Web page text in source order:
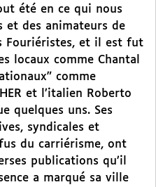
été en ce qui nous
et des animateurs de
Fouriéristes, et il est fut
locaux comme Chantal
comme
et l’italien Roberto
quelques uns. Ses
syndicales et
du carriérisme, ont
publications qu’il
a marqué sa ville